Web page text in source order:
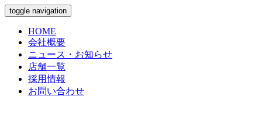
toggle navigation
HOME
会社概要
ニュース・お知らせ
店舗一覧
採用情報
お問い合わせ